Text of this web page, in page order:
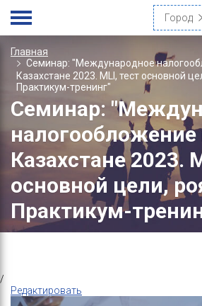
Город
Главная
Семинар: "Международное
Казахстане 2023. MLI, тест основной
Практикум-тренинг"
Семинар:
налогообложение
Казахстане 2023.
основной цели,
Практикум-
/
Редактировать